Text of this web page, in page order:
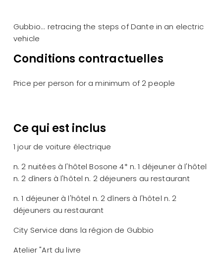
Gubbio... retracing the steps of Dante in an electric
vehicle
Conditions contractuelles
Price per person for a minimum of 2 people
Ce qui est inclus
1 jour de voiture électrique
n. 2 nuitées à l'hôtel Bosone 4* n. 1 déjeuner à l'hôtel
n. 2 dîners à l'hôtel n. 2 déjeuners au restaurant
n. 1 déjeuner à l'hôtel n. 2 dîners à l'hôtel n. 2
déjeuners au restaurant
City Service dans la région de Gubbio
Atelier "Art du livre